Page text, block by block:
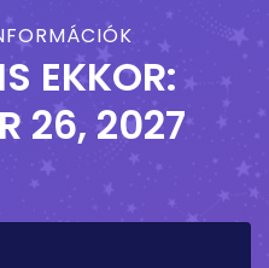
EKKOR:
26, 2027